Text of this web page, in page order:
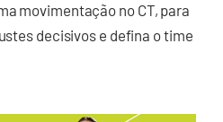
movimentação no CT, para
decisivos e defina o time